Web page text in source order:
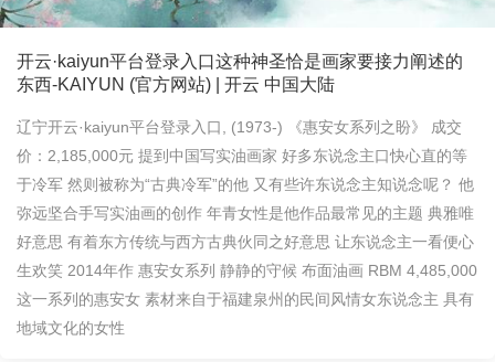
开云·kaiyun平台登录入口这种神圣恰是画家要接力阐述的
东西-KAIYUN (官方网站) | 开云 中国大陆
辽宁开云·kaiyun平台登录入口, (1973-) 《惠安女系列之盼》 成交
价：2,185,000元 提到中国写实油画家 好多东说念主口快心直的等
于冷军 然则被称为“古典冷军”的他 又有些许东说念主知说念呢？ 他
弥远坚合手写实油画的创作 年青女性是他作品最常见的主题 典雅唯
好意思 有着东方传统与西方古典伙同之好意思 让东说念主一看便心
生欢笑 2014年作 惠安女系列 静静的守候 布面油画 RBM 4,485,000
这一系列的惠安女 素材来自于福建泉州的民间风情女东说念主 具有
地域文化的女性